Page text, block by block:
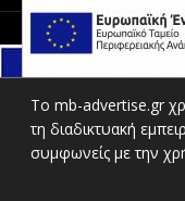
ΚΑΤΗΓΟΡΙΕΣ
To mb-advertise.gr
τη διαδικτυακή
συμφωνείς με την